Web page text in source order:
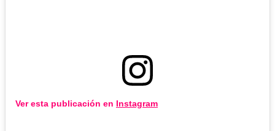
Ver esta publicación en Instagram